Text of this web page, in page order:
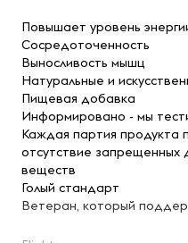
Повышает уровень
Сосредоточенность
Выносливость мышц
Натуральные и
Пищевая добавка
Информировано - мы
Каждая партия продукта
отсутствие запрещенных
веществ
Голый стандарт
Ветеран, который